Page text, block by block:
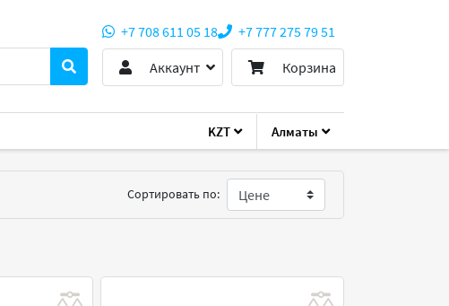
KZT Алматы
+7 708 611 05 18
+7 777 275 79 51
Аккаунт
Корзина
Сортировать по: